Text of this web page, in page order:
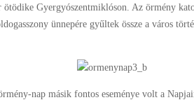
ötödike Gyergyószentmiklóson. Az örmény
ünnepére gyűltek össze a város
nap másik fontos eseménye volt a